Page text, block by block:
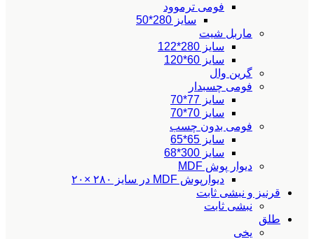
فومی ترموود
سایز 280*50
ماربل شیت
سایز 280*122
سایز 60*120
گرین وال
فومی چسبدار
سایز 77*70
سایز 70*70
فومی بدون چسب
سایز 65*65
سایز 300*68
دیوار پوش MDF
دیوارپوش MDF در سایز ۲۸۰ ×۲۰
قرنیز و نبشی ثابت
نبشی ثابت
طلق
یخی